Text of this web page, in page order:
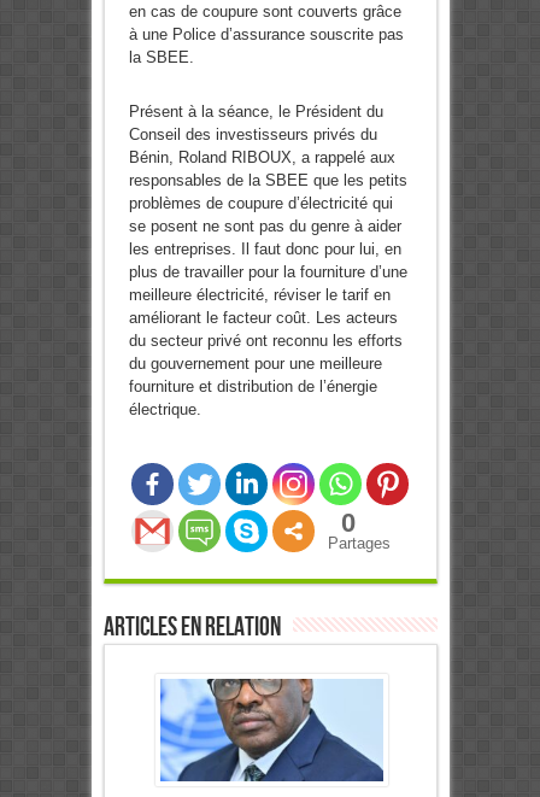
en cas de coupure sont couverts grâce
à une Police d’assurance souscrite pas
la SBEE.
Présent à la séance, le Président du
Conseil des investisseurs privés du
Bénin, Roland RIBOUX, a rappelé aux
responsables de la SBEE que les petits
problèmes de coupure d’électricité qui
se posent ne sont pas du genre à aider
les entreprises. Il faut donc pour lui, en
plus de travailler pour la fourniture d’une
meilleure électricité, réviser le tarif en
améliorant le facteur coût. Les acteurs
du secteur privé ont reconnu les efforts
du gouvernement pour une meilleure
fourniture et distribution de l’énergie
électrique.
0
Partages
Articles en relation